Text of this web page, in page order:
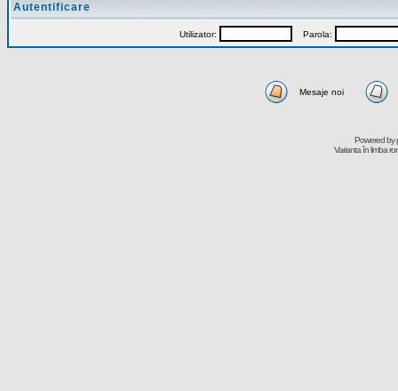
Autentificare
Utilizator: Parola:
Mesaje noi
Powered by
Varianta în limba